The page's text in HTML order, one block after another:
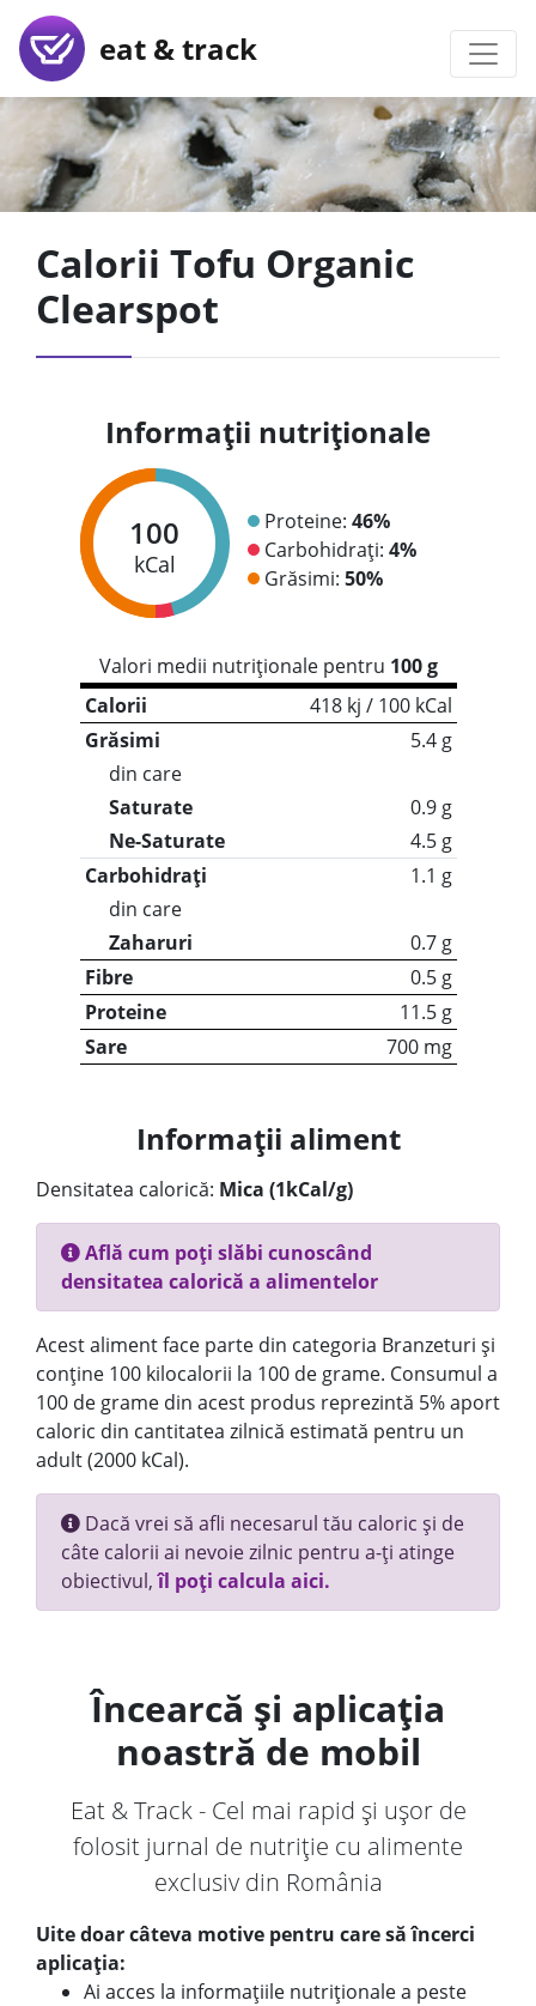
eat & track
Calorii Tofu Organic
Clearspot
Informații nutriționale
100
kCal
Proteine: 46%
Carbohidrați: 4%
Grăsimi: 50%
Valori medii nutriționale pentru 100 g
Calorii
418 kj / 100 kCal
Grăsimi
5.4 g
din care
Saturate
0.9 g
Ne-Saturate
4.5 g
Carbohidrați
1.1 g
din care
Zaharuri
0.7 g
Fibre
0.5 g
Proteine
11.5 g
Sare
700 mg
Informații aliment
Densitatea calorică: Mica (1kCal/g)
Află cum poți slăbi cunoscând
densitatea calorică a alimentelor
Acest aliment face parte din categoria Branzeturi și
conține 100 kilocalorii la 100 de grame. Consumul a
100 de grame din acest produs reprezintă 5% aport
caloric din cantitatea zilnică estimată pentru un
adult (2000 kCal).
Dacă vrei să afli necesarul tău caloric și de
câte calorii ai nevoie zilnic pentru a-ți atinge
obiectivul,îl poți calcula aici.
Încearcă și aplicația
noastră de mobil
Eat & Track - Cel mai rapid și ușor de
folosit jurnal de nutriție cu alimente
exclusiv din România
Uite doar câteva motive pentru care să încerci
aplicația:
Ai acces la informațiile nutriționale a peste